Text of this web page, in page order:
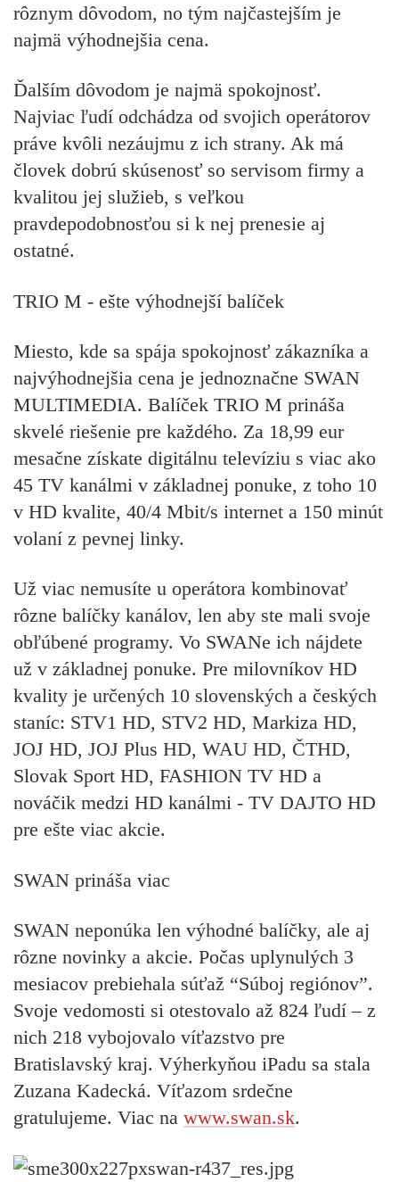
rôznym dôvodom, no tým najčastejším je
najmä výhodnejšia cena.
Ďalším dôvodom je najmä spokojnosť.
Najviac ľudí odchádza od svojich operátorov
práve kvôli nezáujmu z ich strany. Ak má
človek dobrú skúsenosť so servisom firmy a
kvalitou jej služieb, s veľkou
pravdepodobnosťou si k nej prenesie aj
ostatné.
TRIO M - ešte výhodnejší balíček
Miesto, kde sa spája spokojnosť zákazníka a
najvýhodnejšia cena je jednoznačne SWAN
MULTIMEDIA. Balíček TRIO M prináša
skvelé riešenie pre každého. Za 18,99 eur
mesačne získate digitálnu televíziu s viac ako
45 TV kanálmi v základnej ponuke, z toho 10
v HD kvalite, 40/4 Mbit/s internet a 150 minút
volaní z pevnej linky.
Už viac nemusíte u operátora kombinovať
rôzne balíčky kanálov, len aby ste mali svoje
obľúbené programy. Vo SWANe ich nájdete
už v základnej ponuke. Pre milovníkov HD
kvality je určených 10 slovenských a českých
staníc: STV1 HD, STV2 HD, Markiza HD,
JOJ HD, JOJ Plus HD, WAU HD, ČTHD,
Slovak Sport HD, FASHION TV HD a
nováčik medzi HD kanálmi - TV DAJTO HD
pre ešte viac akcie.
SWAN prináša viac
SWAN neponúka len výhodné balíčky, ale aj
rôzne novinky a akcie. Počas uplynulých 3
mesiacov prebiehala súťaž “Súboj regiónov”.
Svoje vedomosti si otestovalo až 824 ľudí – z
nich 218 vybojovalo víťazstvo pre
Bratislavský kraj. Výherkyňou iPadu sa stala
Zuzana Kadecká. Víťazom srdečne
gratulujeme. Viac na www.swan.sk.